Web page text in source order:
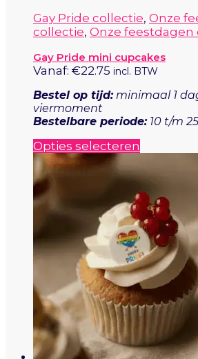
variaties.
optie
kan
gekozen
worden
op
Gay Pride collectie, Onze
collectie, Onze feestdagen
Gay Pride mini cupcakes
Vanaf: €22.75 incl. BTW
Bestel op tijd:minimaal 1
viermoment
Bestelbare periode:10 t/m
Opties selecteren
heeft
variaties.
Deze
optie
kan
gekozen
worden
op
de